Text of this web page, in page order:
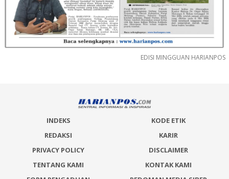
EDISI MINGGUAN HARIANPOS
INDEKS
KODE ETIK
REDAKSI
KARIR
PRIVACY POLICY
DISCLAIMER
TENTANG KAMI
KONTAK KAMI